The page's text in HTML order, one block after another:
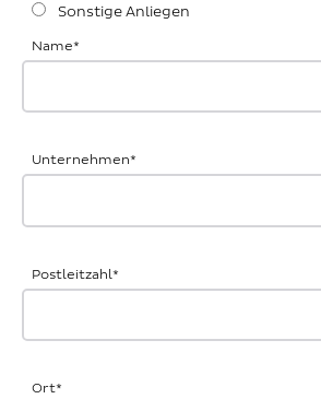
Sonstige Anliegen
Name*
Unternehmen*
Postleitzahl*
Ort*